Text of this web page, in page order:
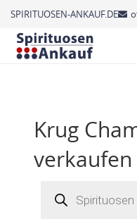
SPIRITUOSEN-ANKAUF.DE
Krug
verkaufen
search